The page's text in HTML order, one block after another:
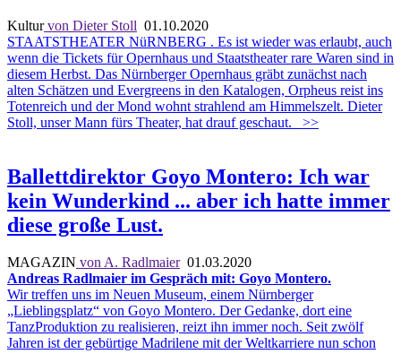
Kulturvon Dieter Stoll 01.10.2020
STAATSTHEATER NüRNBERG . Es ist wieder was erlaubt, auch
wenn die Tickets für Opernhaus und Staatstheater rare Waren sind in
diesem Herbst. Das Nürnberger Opernhaus gräbt zunächst nach
alten Schätzen und Evergreens in den Katalogen, Orpheus reist ins
Totenreich und der Mond wohnt strahlend am Himmelszelt. Dieter
Stoll, unser Mann fürs Theater, hat drauf geschaut.
>>
Ballettdirektor Goyo Montero: Ich war
kein Wunderkind ... aber ich hatte immer
diese große Lust.
MAGAZIN von A. Radlmaier01.03.2020
Andreas Radlmaier im Gespräch mit: Goyo Montero.
Wir treffen uns im Neuen Museum, einem Nürnberger
„Lieblingsplatz“ von Goyo Montero. Der Gedanke, dort eine
TanzProduktion zu realisieren, reizt ihn immer noch. Seit zwölf
Jahren ist der gebürtige Madrilene mit der Weltkarriere nun schon